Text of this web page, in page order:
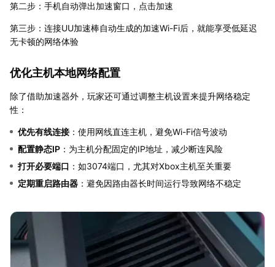
第二步：手机自动弹出加速窗口，点击加速
第三步：连接UU加速棒自动生成的加速Wi-Fi后，就能享受低延迟
无卡顿的网络体验
优化主机本地网络配置
除了借助加速器外，玩家还可通过调整主机设置来提升网络稳定
性：
优先有线连接 ：使用网线直连主机，避免Wi-Fi信号波动
配置静态IP ：为主机分配固定的IP地址，减少断连风险
打开必要端口 ：如3074端口，尤其对Xbox主机至关重要
定期重启路由器 ：避免因路由器长时间运行导致网络不稳定